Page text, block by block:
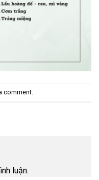
comment.
luận.